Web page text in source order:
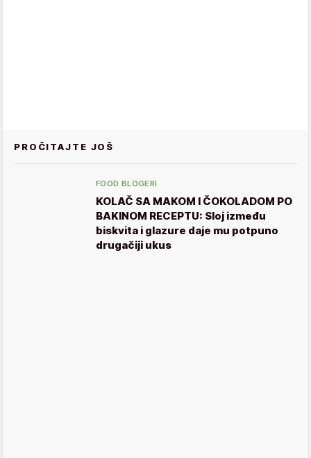
PROČITAJTE JOŠ
FOOD BLOGERI
KOLAČ SA MAKOM I ČOKOLADOM PO
BAKINOM RECEPTU: Sloj između
biskvita i glazure daje mu potpuno
drugačiji ukus